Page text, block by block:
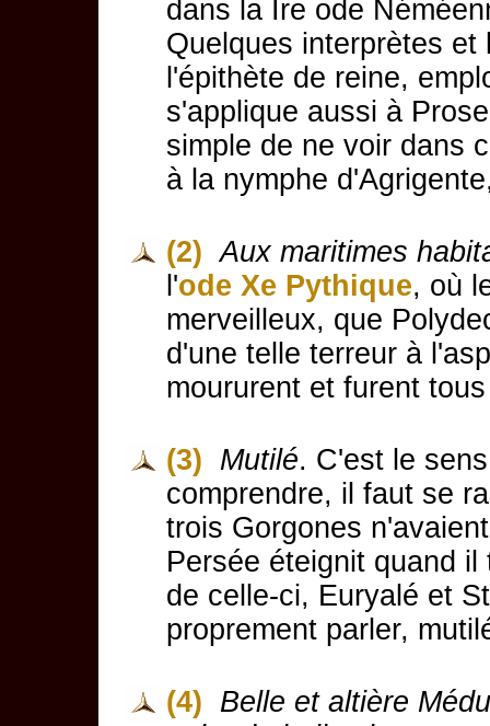
dans la Ire ode
Quelques interprètes
l'épithète de reine,
s'applique aussi à
simple de ne voir dans
à la nymphe
(2) Aux maritimes
l'ode Xe Pythique, où
merveilleux, que
d'une telle terreur à
moururent et furent
(3) Mutilé. C'est le
comprendre, il faut se
trois Gorgones
Persée éteignit quand
de celle-ci, Euryalé et
proprement parler,
(4) Belle et altière